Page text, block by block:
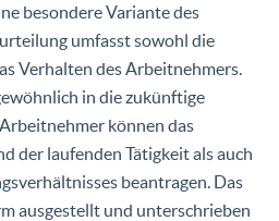
besondere Variante des
umfasst sowohl die
Verhalten des Arbeitnehmers.
in die zukünftige
können das
der laufenden Tätigkeit als auch
beantragen. Das
ausgestellt und unterschrieben